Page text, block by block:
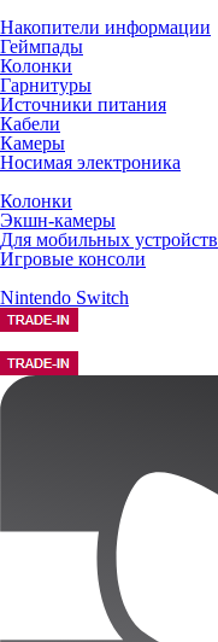
Накопители информации
Геймпады
Колонки
Гарнитуры
Источники питания
Кабели
Камеры
Носимая электроника
Колонки
Экшн-камеры
Для мобильных устройств
Игровые консоли
Nintendo Switch